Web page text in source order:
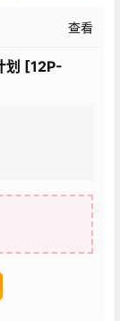
查看
划 [12P-